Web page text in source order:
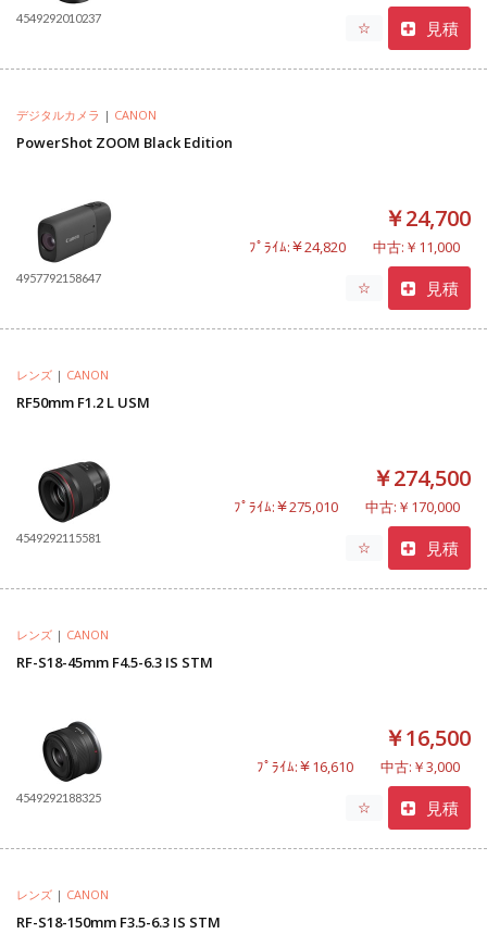
4549292010237
☆ 見積
デジタルカメラ | CANON
PowerShot ZOOM Black Edition
4957792158647
￥24,700
ﾌﾟﾗｲﾑ:￥24,820 中古:￥11,000
☆ 見積
レンズ | CANON
RF50mm F1.2 L USM
4549292115581
￥274,500
ﾌﾟﾗｲﾑ:￥275,010 中古:￥170,000
☆ 見積
レンズ | CANON
RF-S18-45mm F4.5-6.3 IS STM
4549292188325
￥16,500
ﾌﾟﾗｲﾑ:￥16,610 中古:￥3,000
☆ 見積
レンズ | CANON
RF-S18-150mm F3.5-6.3 IS STM